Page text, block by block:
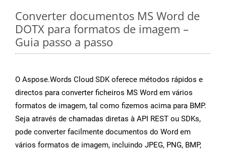
Converter documentos MS Word de
DOTX para formatos de imagem –
Guia passo a passo
O Aspose.Words Cloud SDK oferece métodos rápidos e
directos para converter ficheiros MS Word em vários
formatos de imagem, tal como fizemos acima para BMP.
Seja através de chamadas diretas à API REST ou SDKs,
pode converter facilmente documentos do Word em
vários formatos de imagem, incluindo JPEG, PNG, BMP,